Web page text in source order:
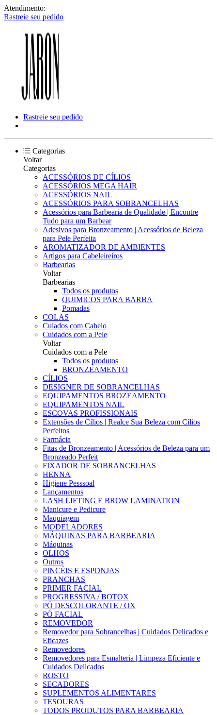
Atendimento:
Rastreie seu pedido
Rastreie seu pedido
Categorias
Voltar
Categorias
ACESSÓRIOS DE CÍLIOS
ACESSÓRIOS MEGA HAIR
ACESSÓRIOS NAIL
ACESSÓRIOS PARA SOBRANCELHAS
Acessórios para Barbearia de Qualidade | Encontre
Tudo para um Barbear
Adesivos para Bronzeamento | Acessórios de Beleza
para Pele Perfeita
AROMATIZADOR DE AMBIENTES
Artigos para Cabeleireiros
Barbearias
Voltar
Barbearias
Todos os produtos
QUIMICOS PARA BARBA
Pomadas
COLAS
Cuiados com Cabelo
Cuidados com a Pele
Voltar
Cuidados com a Pele
Todos os produtos
BRONZEAMENTO
CÍLIOS
DESIGNER DE SOBRANCELHAS
EQUIPAMENTOS BROZEAMENTO
EQUIPAMENTOS NAIL
ESCOVAS PROFISSIONAIS
Extensões de Cílios | Realce Sua Beleza com Cílios
Perfeitos
Farmácia
Fitas de Bronzeamento | Acessórios de Beleza para um
Bronzeado Perfeit
FIXADOR DE SOBRANCELHAS
HENNA
Higiene Pesssoal
Lançamentos
LASH LIFTING E BROW LAMINATION
Manicure e Pedicure
Maquiagem
MODELADORES
MÁQUINAS PARA BARBEARIA
Máquinas
OLHOS
Outros
PINCÉIS E ESPONJAS
PRANCHAS
PRIMER FACIAL
PROGRESSIVA / BOTOX
PÓ DESCOLORANTE / OX
PÓ FACIAL
REMOVEDOR
Removedor para Sobrancelhas | Cuidados Delicados e
Eficazes
Removedores
Removedores para Esmalteria | Limpeza Eficiente e
Cuidados Delicados
ROSTO
SECADORES
SUPLEMENTOS ALIMENTARES
TESOURAS
TODOS PRODUTOS PARA BARBEARIA